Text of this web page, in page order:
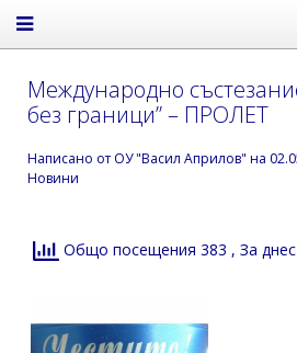
Международно
без граници” – ПРОЛЕТ
Написано от ОУ "Васил Априлов" на
Новини
Общо посещения 383 , За днес